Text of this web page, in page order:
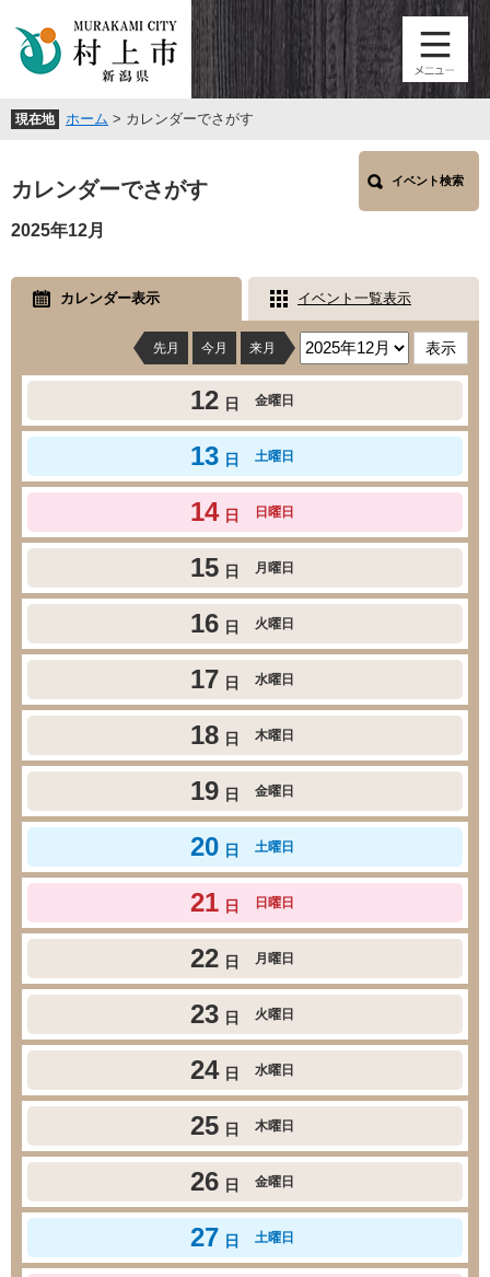
頭
。
飛
て
文
現在地 ホーム > カレンダーでさがす
文
カレンダーでさがす イベント検索
2025年12月
カレンダー表示 イベント一覧表示
先月 今月 来月
12 日 金曜日
13 日 土曜日
14 日 日曜日
15 日 月曜日
16 日 火曜日
17 日 水曜日
18 日 木曜日
19 日 金曜日
20 日 土曜日
21 日 日曜日
22 日 月曜日
23 日 火曜日
24 日 水曜日
25 日 木曜日
26 日 金曜日
27 日 土曜日